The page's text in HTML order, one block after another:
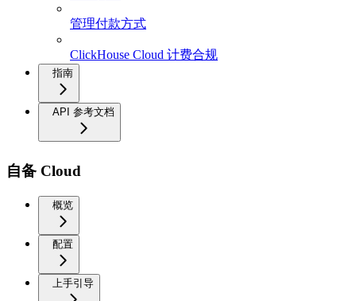
管理付款方式
ClickHouse Cloud 计费合规
指南
API 参考文档
自备 Cloud
概览
配置
上手引导